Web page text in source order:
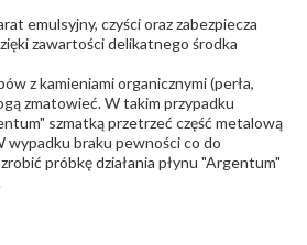
emulsyjny, czyści oraz zabezpiecza
zawartości delikatnego środka
z kamieniami organicznymi (perła,
zmatowieć. W takim przypadku
szmatką przetrzeć część metalową
wypadku braku pewności co do
próbkę działania płynu "Argentum"